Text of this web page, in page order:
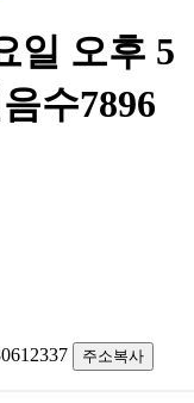
일 오후 5
수7896
주소복사